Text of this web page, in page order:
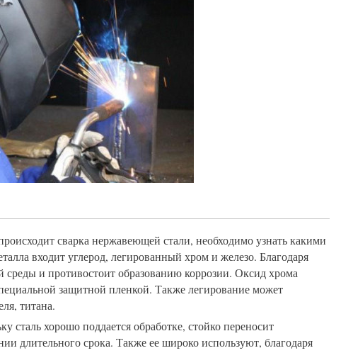
сварка нержавеющей стали, необходимо узнать какими
входит углерод, легированный хром и железо. Благодаря
и противостоит образованию коррозии. Оксид хрома
защитной пленкой. Также легирование может
титана.
сталь хорошо поддается обработке, стойко переносит
длительного срока. Также ее широко используют, благодаря